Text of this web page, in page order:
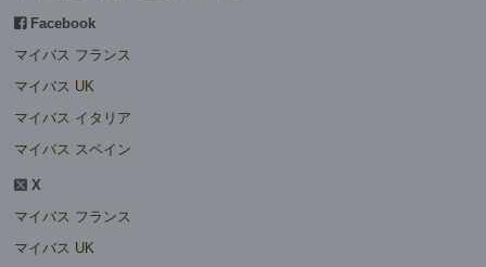
Facebook
マイバス フランス
マイバス UK
マイバス イタリア
マイバス スペイン
X
マイバス フランス
マイバス UK